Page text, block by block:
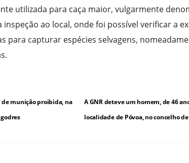
utilizada para caça maior, vulgarmente
ao local, onde foi possível verificar a
para capturar espécies selvagens,
A GNR deteve um homem, de 46
localidade de Póvoa, no concelho
de munição proibida, na